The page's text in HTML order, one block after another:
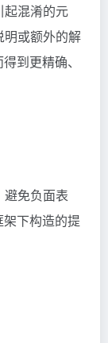
起混淆的元
明或额外的解
到更精确、
免负面表
下构造的提